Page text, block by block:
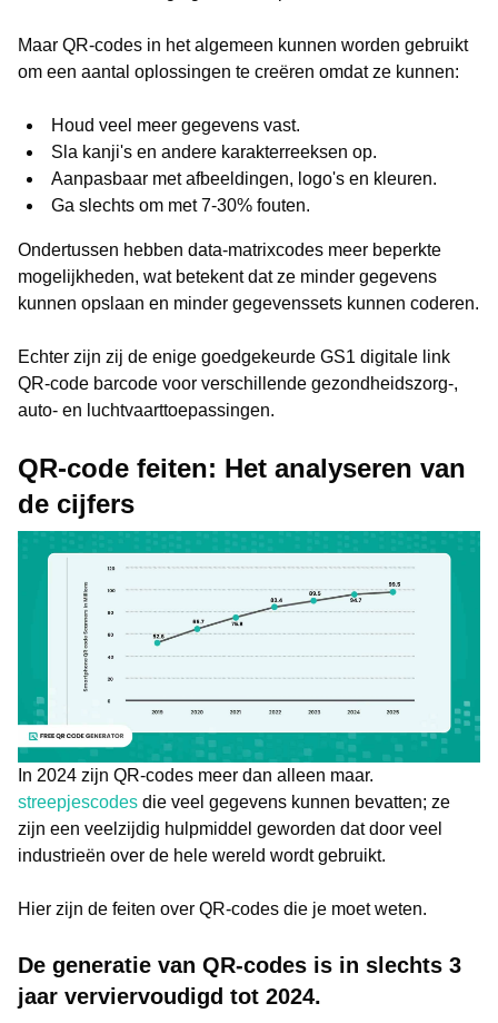
Maar QR-codes in het algemeen kunnen worden gebruikt
om een aantal oplossingen te creëren omdat ze kunnen:
Houd veel meer gegevens vast.
Sla kanji's en andere karakterreeksen op.
Aanpasbaar met afbeeldingen, logo's en kleuren.
Ga slechts om met 7-30% fouten.
Ondertussen hebben data-matrixcodes meer beperkte
mogelijkheden, wat betekent dat ze minder gegevens
kunnen opslaan en minder gegevenssets kunnen coderen.
Echter zijn zij de enige goedgekeurde GS1 digitale link
QR-code barcode voor verschillende gezondheidszorg-,
auto- en luchtvaarttoepassingen.
QR-code feiten: Het analyseren van
de cijfers
In 2024 zijn QR-codes meer dan alleen maar.
streepjescodes die veel gegevens kunnen bevatten; ze
zijn een veelzijdig hulpmiddel geworden dat door veel
industrieën over de hele wereld wordt gebruikt.
Hier zijn de feiten over QR-codes die je moet weten.
De generatie van QR-codes is in slechts 3
jaar verviervoudigd tot 2024.